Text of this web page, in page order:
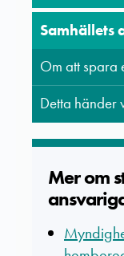
Samhällets
Om att spara
Detta händer
Mer om